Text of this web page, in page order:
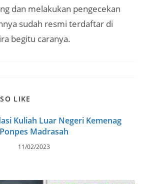
dan melakukan pengecekan
sudah resmi terdaftar di
begitu caranya.
LIKE
Kuliah Luar Negeri Kemenag
Ponpes Madrasah
11/02/2023